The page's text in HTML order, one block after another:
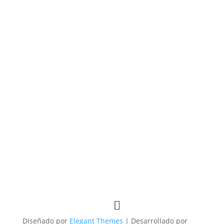
Diseñado por Elegant Themes | Desarrollado por